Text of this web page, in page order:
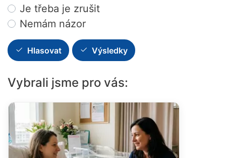
Je třeba je zrušit
Nemám názor
Hlasovat Výsledky
Vybrali jsme pro vás: